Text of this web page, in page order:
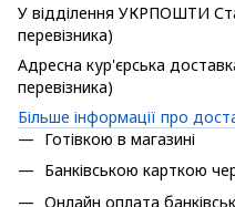
У відділення УКРПОШТИ
перевізника)
Адресна кур'єрська
перевізника)
Більше інформації про
Готівкою в магазині
Банківською карткою
Онлайн оплата